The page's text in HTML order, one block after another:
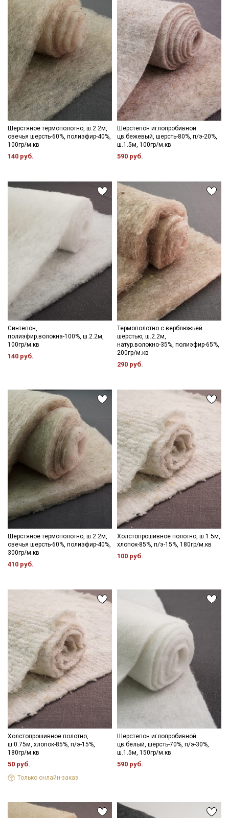
Шерстяное термополотно, ш.2.2м,
овечья шерсть-60%, полиэфир-40%,
100гр/м.кв
140 руб.
Шерстепон иглопробивной
цв.бежевый, шерсть-80%, п/э-20%,
ш.1.5м, 100гр/м.кв
590 руб.
Синтепон,
полиэфир.волокна-100%, ш.2.2м,
100гр/м.кв
140 руб.
Термополотно с верблюжьей
шерстью, ш.2.2м,
натур.волокно-35%, полиэфир-65%,
200гр/м.кв
290 руб.
Шерстяное термополотно, ш.2.2м,
овечья шерсть-60%, полиэфир-40%,
300гр/м.кв
410 руб.
Холстопрошивное полотно, ш.1.5м,
хлопок-85%, п/э-15%, 180гр/м.кв
100 руб.
Холстопрошивное полотно,
ш.0.75м, хлопок-85%, п/э-15%,
180гр/м.кв
50 руб.
Только онлайн-заказ
Шерстепон иглопробивной
цв.белый, шерсть-70%, п/э-30%,
ш.1.5м, 150гр/м.кв
590 руб.